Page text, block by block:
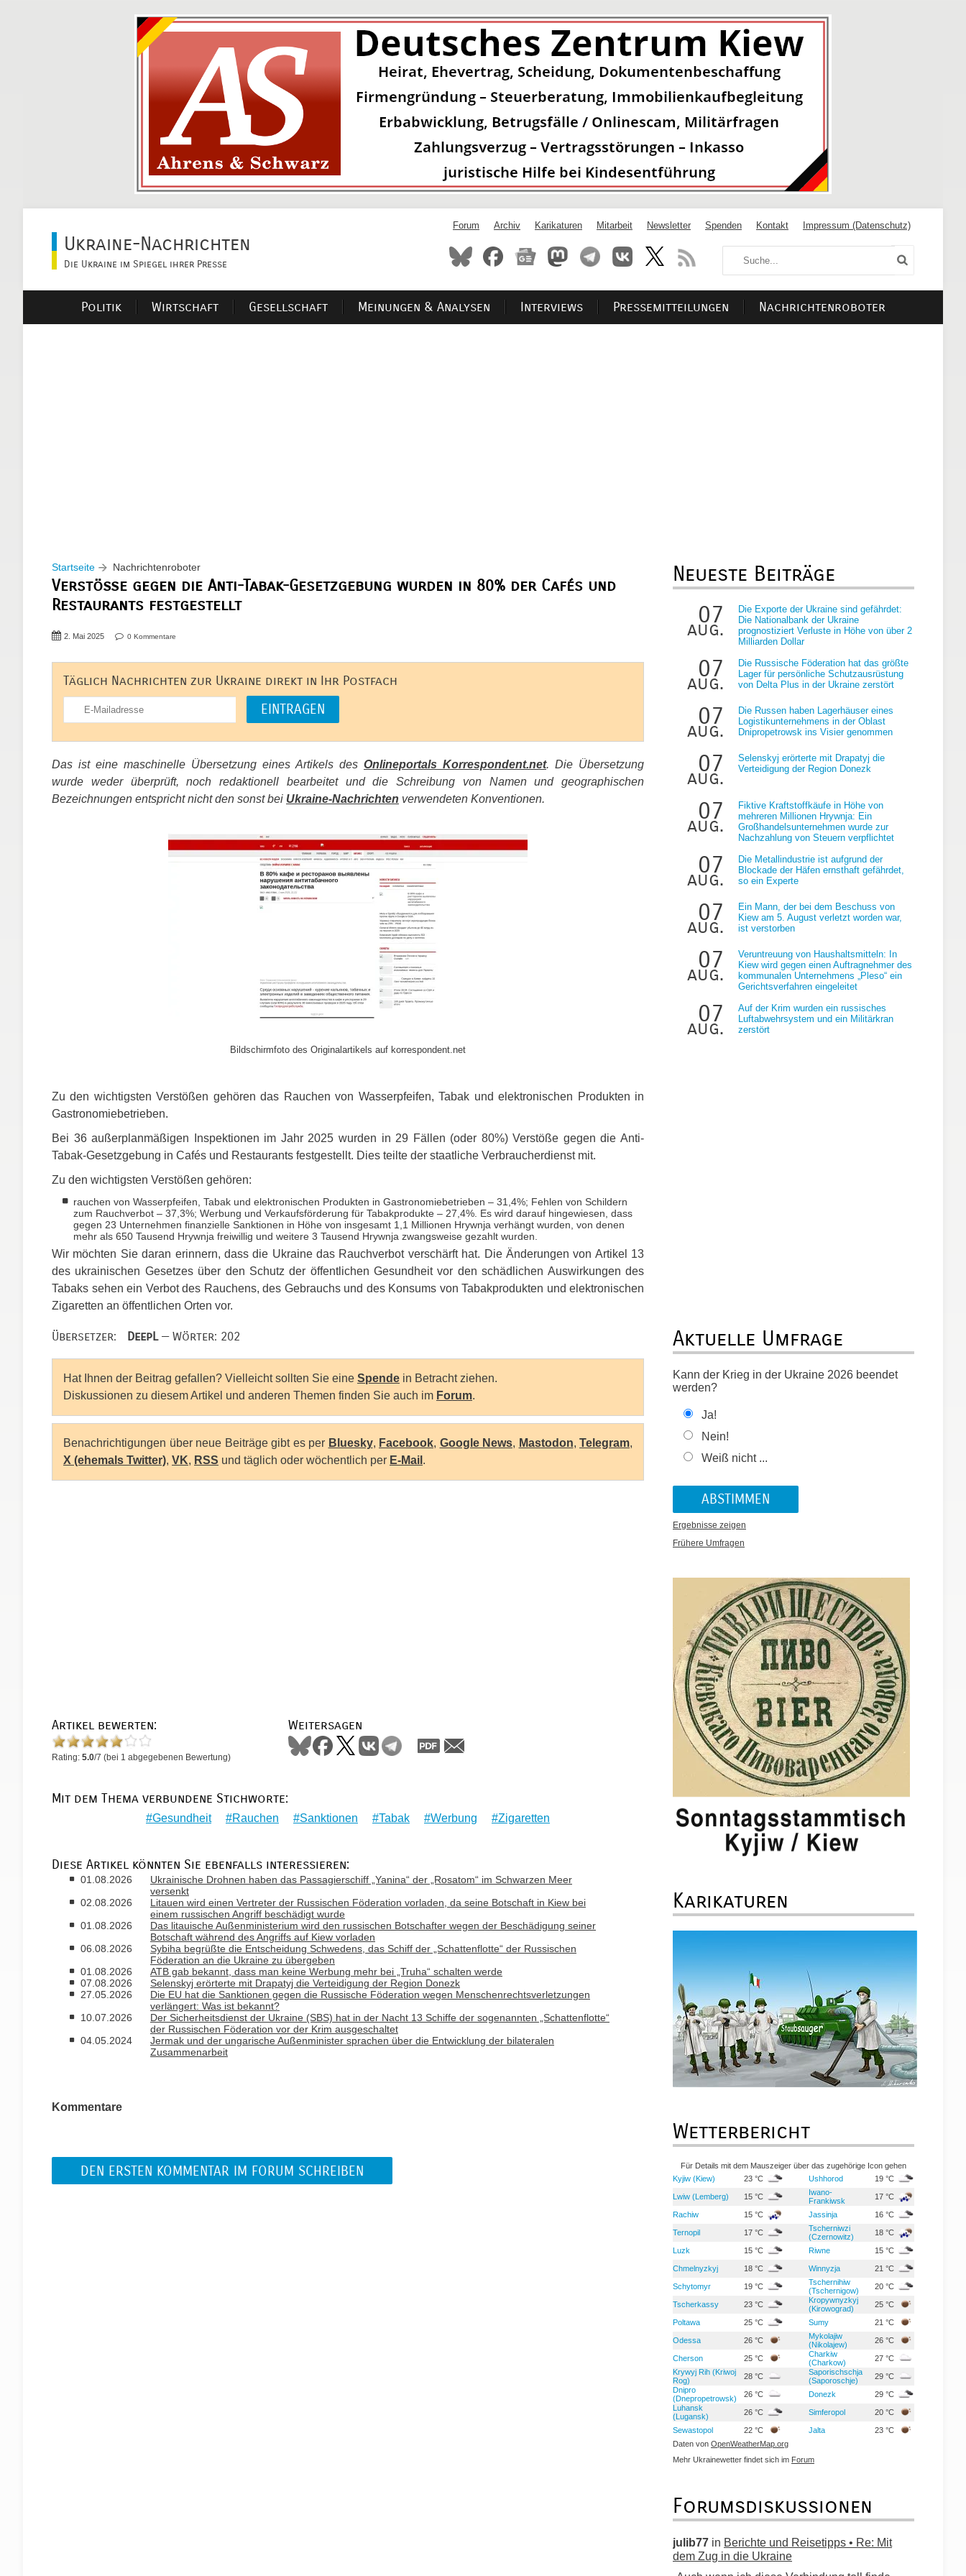
Ukraine-Nachrichten
Die Ukraine im Spiegel ihrer Presse
Forum Archiv Karikaturen Mitarbeit Newsletter Spenden Kontakt Impressum (Datenschutz)
Politik Wirtschaft Gesellschaft Meinungen & Analysen Interviews Pressemitteilungen Nachrichtenroboter
Startseite Nachrichtenroboter
Verstöße gegen die Anti-Tabak-Gesetzgebung wurden in 80% der Cafés und
Restaurants festgestellt
2. Mai 2025 0 Kommentare
Täglich Nachrichten zur Ukraine direkt in Ihr Postfach
Das ist eine maschinelle Übersetzung eines Artikels des Onlineportals Korrespondent.net. Die Übersetzung
wurde weder überprüft, noch redaktionell bearbeitet und die Schreibung von Namen und geographischen
Bezeichnungen entspricht nicht den sonst bei Ukraine-Nachrichten verwendeten Konventionen.
Bildschirmfoto des Originalartikels auf korrespondent.net
Zu den wichtigsten Verstößen gehören das Rauchen von Wasserpfeifen, Tabak und elektronischen Produkten in
Gastronomiebetrieben.
Bei 36 außerplanmäßigen Inspektionen im Jahr 2025 wurden in 29 Fällen (oder 80%) Verstöße gegen die Anti-
Tabak-Gesetzgebung in Cafés und Restaurants festgestellt. Dies teilte der staatliche Verbraucherdienst mit.
Zu den wichtigsten Verstößen gehören:
rauchen von Wasserpfeifen, Tabak und elektronischen Produkten in Gastronomiebetrieben – 31,4%; Fehlen von Schildern
zum Rauchverbot – 37,3%; Werbung und Verkaufsförderung für Tabakprodukte – 27,4%. Es wird darauf hingewiesen, dass
gegen 23 Unternehmen finanzielle Sanktionen in Höhe von insgesamt 1,1 Millionen Hrywnja verhängt wurden, von denen
mehr als 650 Tausend Hrywnja freiwillig und weitere 3 Tausend Hrywnja zwangsweise gezahlt wurden.
Wir möchten Sie daran erinnern, dass die Ukraine das Rauchverbot verschärft hat. Die Änderungen von Artikel 13
des ukrainischen Gesetzes über den Schutz der öffentlichen Gesundheit vor den schädlichen Auswirkungen des
Tabaks sehen ein Verbot des Rauchens, des Gebrauchs und des Konsums von Tabakprodukten und elektronischen
Zigaretten an öffentlichen Orten vor.
Übersetzer: DeepL— Wörter: 202
Hat Ihnen der Beitrag gefallen? Vielleicht sollten Sie eine Spende in Betracht ziehen.
Diskussionen zu diesem Artikel und anderen Themen finden Sie auch im Forum.
Benachrichtigungen über neue Beiträge gibt es per Bluesky, Facebook, Google News, Mastodon, Telegram,
X (ehemals Twitter), VK, RSS und täglich oder wöchentlich per E-Mail .
Artikel bewerten:
Rating: 5.0/7 (bei 1 abgegebenen Bewertung)
Weitersagen
Mit dem Thema verbundene Stichworte:
Gesundheit Rauchen Sanktionen Tabak Werbung Zigaretten
Diese Artikel könnten Sie ebenfalls interessieren:
01.08.2026
Ukrainische Drohnen haben das Passagierschiff „Yanina“ der „Rosatom“ im Schwarzen Meer
versenkt
02.08.2026
Litauen wird einen Vertreter der Russischen Föderation vorladen, da seine Botschaft in Kiew bei
einem russischen Angriff beschädigt wurde
01.08.2026
Das litauische Außenministerium wird den russischen Botschafter wegen der Beschädigung seiner
Botschaft während des Angriffs auf Kiew vorladen
06.08.2026
Sybiha begrüßte die Entscheidung Schwedens, das Schiff der „Schattenflotte“ der Russischen
Föderation an die Ukraine zu übergeben
01.08.2026
ATB gab bekannt, dass man keine Werbung mehr bei „Truha“ schalten werde
07.08.2026
Selenskyj erörterte mit Drapatyj die Verteidigung der Region Donezk
27.05.2026
Die EU hat die Sanktionen gegen die Russische Föderation wegen Menschenrechtsverletzungen
verlängert: Was ist bekannt?
10.07.2026
Der Sicherheitsdienst der Ukraine (SBS) hat in der Nacht 13 Schiffe der sogenannten „Schattenflotte“
der Russischen Föderation vor der Krim ausgeschaltet
04.05.2024
Jermak und der ungarische Außenminister sprachen über die Entwicklung der bilateralen
Zusammenarbeit
Kommentare
DEN ERSTEN KOMMENTAR IM FORUM SCHREIBEN
Neueste Beiträge
07
aug.
Die Exporte der Ukraine sind gefährdet:
Die Nationalbank der Ukraine
prognostiziert Verluste in Höhe von über 2
Milliarden Dollar
07
aug.
Die Russische Föderation hat das größte
Lager für persönliche Schutzausrüstung
von Delta Plus in der Ukraine zerstört
07
aug.
Die Russen haben Lagerhäuser eines
Logistikunternehmens in der Oblast
Dnipropetrowsk ins Visier genommen
07
aug.
Selenskyj erörterte mit Drapatyj die
Verteidigung der Region Donezk
07
aug.
Fiktive Kraftstoffkäufe in Höhe von
mehreren Millionen Hrywnja: Ein
Großhandelsunternehmen wurde zur
Nachzahlung von Steuern verpflichtet
07
aug.
Die Metallindustrie ist aufgrund der
Blockade der Häfen ernsthaft gefährdet,
so ein Experte
07
aug.
Ein Mann, der bei dem Beschuss von
Kiew am 5. August verletzt worden war,
ist verstorben
07
aug.
Veruntreuung von Haushaltsmitteln: In
Kiew wird gegen einen Auftragnehmer des
kommunalen Unternehmens „Pleso“ ein
Gerichtsverfahren eingeleitet
07
aug.
Auf der Krim wurden ein russisches
Luftabwehrsystem und ein Militärkran
zerstört
Aktuelle Umfrage
Kann der Krieg in der Ukraine 2026 beendet
werden?
Ja!
Nein!
Weiß nicht ...
Ergebnisse zeigen
Frühere Umfragen
Karikaturen
Wetterbericht
Für Details mit dem Mauszeiger über das zugehörige Icon gehen
Kyjiw (Kiew)
23 °C Ushhorod 19 °C
Lwiw (Lemberg) 15 °C
Iwano-
Frankiwsk
17 °C
Rachiw 15 °C Jassinja 16 °C
Ternopil 17 °C
Tscherniwzi
(Czernowitz)
18 °C
Luzk 15 °C Riwne 15 °C
Chmelnyzkyj 18 °C Winnyzja 21 °C
Schytomyr 19 °C
Tschernihiw
(Tschernigow)
20 °C
Tscherkassy 23 °C
Kropywnyzkyj
(Kirowograd)
25 °C
Poltawa 25 °C Sumy 21 °C
Odessa 26 °C
Mykolajiw
(Nikolajew)
26 °C
Cherson 25 °C
Charkiw
(Charkow)
27 °C
Krywyj Rih (Kriwoj
Rog)
28 °C
Saporischschja
(Saporoschje)
29 °C
Dnipro
(Dnepropetrowsk)
26 °C Donezk
29 °C
Luhansk
(Lugansk)
26 °C Simferopol 20 °C
Sewastopol 22 °C Jalta
23 °C
Daten von OpenWeatherMap.org
Mehr Ukrainewetter findet sich im Forum
Forumsdiskussionen
julib77 in Berichte und Reisetipps • Re: Mit
dem Zug in die Ukraine